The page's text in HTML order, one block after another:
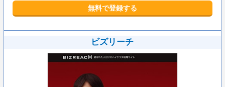
無料で登録する
ビズリーチ